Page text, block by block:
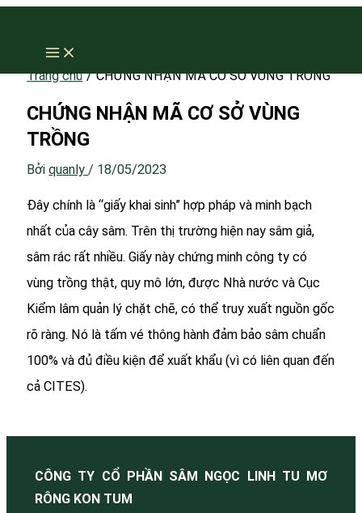
nội Trang chủ CHỨNG NHẬN MÃ CƠ SỞ VÙNG TRỒNG
CHỨNG NHẬN MÃ CƠ SỞ VÙNG
TRỒNG
Bởiquanly/ 18/05/2023
Đây chính là “giấy khai sinh” hợp pháp và minh bạch
nhất của cây sâm. Trên thị trường hiện nay sâm giả,
sâm rác rất nhiều. Giấy này chứng minh công ty có
vùng trồng thật, quy mô lớn, được Nhà nước và Cục
Kiểm lâm quản lý chặt chẽ, có thể truy xuất nguồn gốc
rõ ràng. Nó là tấm vé thông hành đảm bảo sâm chuẩn
100% và đủ điều kiện để xuất khẩu (vì có liên quan đến
cả CITES).
CÔNG TY CỔ PHẦN SÂM NGỌC LINH TU MƠ
RÔNG KON TUM